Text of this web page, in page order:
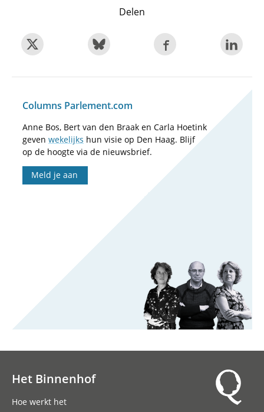
Delen
Columns Parlement.com
Anne Bos, Bert van den Braak en Carla Hoetink
geven wekelijks hun visie op Den Haag. Blijf
op de hoogte via de nieuwsbrief.
Meld je aan
Het Binnenhof
Hoe werkt het